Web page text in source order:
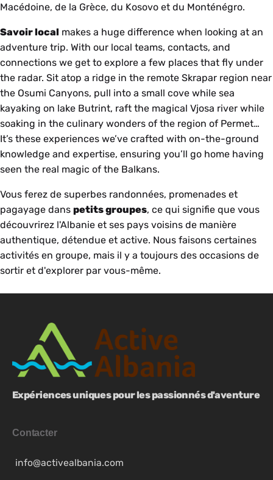
Macédoine, de la Grèce, du Kosovo et du Monténégro.
Savoir local makes a huge difference when looking at an
adventure trip. With our local teams, contacts, and
connections we get to explore a few places that fly under
the radar. Sit atop a ridge in the remote Skrapar region near
the Osumi Canyons, pull into a small cove while sea
kayaking on lake Butrint, raft the magical Vjosa river while
soaking in the culinary wonders of the region of Permet…
It’s these experiences we’ve crafted with on-the-ground
knowledge and expertise, ensuring you’ll go home having
seen the real magic of the Balkans.
Vous ferez de superbes randonnées, promenades et
pagayage dans petits groupes, ce qui signifie que vous
découvrirez l'Albanie et ses pays voisins de manière
authentique, détendue et active. Nous faisons certaines
activités en groupe, mais il y a toujours des occasions de
sortir et d'explorer par vous-même.
Expériences uniques pour les passionnés d'aventure
Contacter
info@activealbania.com